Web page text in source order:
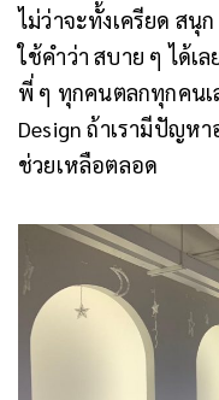
ไม่ว่าจะทั้งเครียด สนุ
ใช้คำว่า สบาย ๆ ได้เ
พี่ ๆ ทุกคนตลกทุกคนเ
Design ถ้าเรามีปัญห
ช่วยเหลือตลอด